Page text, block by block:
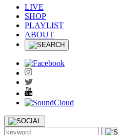
LIVE
SHOP
PLAYLIST
ABOUT